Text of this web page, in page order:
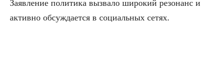
Заявление политика вызвало широкий резонанс и
активно обсуждается в социальных сетях.